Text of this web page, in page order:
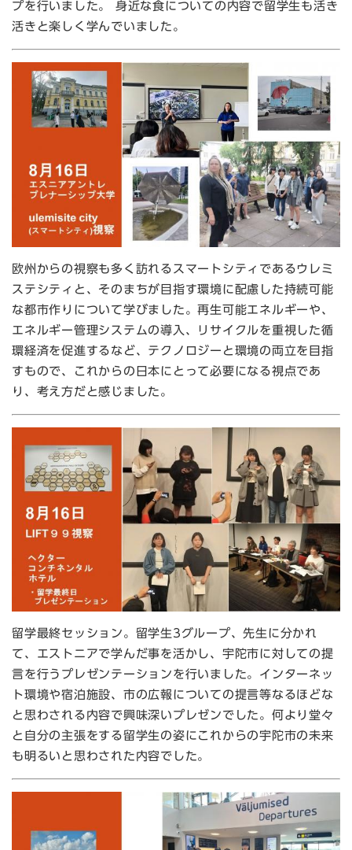
プを行いました。 身近な食についての内容で留学生も活き
活きと楽しく学んでいました。
欧州からの視察も多く訪れるスマートシティであるウレミ
ステシティと、そのまちが目指す環境に配慮した持続可能
な都市作りについて学びました。再生可能エネルギーや、
エネルギー管理システムの導入、リサイクルを重視した循
環経済を促進するなど、テクノロジーと環境の両立を目指
すもので、これからの日本にとって必要になる視点であ
り、考え方だと感じました。
留学最終セッション。留学生3グループ、先生に分かれ
て、エストニアで学んだ事を活かし、宇陀市に対しての提
言を行うプレゼンテーションを行いました。インターネッ
ト環境や宿泊施設、市の広報についての提言等なるほどな
と思わされる内容で興味深いプレゼンでした。何より堂々
と自分の主張をする留学生の姿にこれからの宇陀市の未来
も明るいと思わされた内容でした。